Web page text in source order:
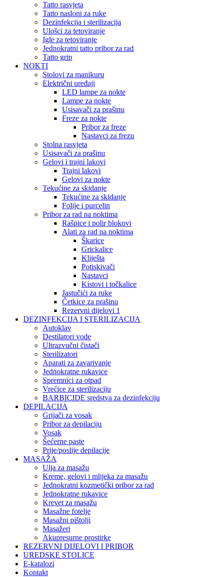
Tatto rasvjeta
Tatto nasloni za ruke
Dezinfekcija i sterilizacija
Ulošci za tetoviranje
Igle za tetoviranje
Jednokratni tatto pribor za rad
Tatto grip
NOKTI
Stolovi za manikuru
Električni uređaji
LED lampe za nokte
Lampe za nokte
Usisavači za prašinu
Freze za nokte
Pribor za freze
Nastavci za frezu
Stolna rasvjeta
Usisavači za prašinu
Gelovi i trajni lakovi
Trajni lakovi
Gelovi za nokte
Tekućine za skidanje
Tekućine za skidanje
Folije i purcelin
Pribor za rad na noktima
Rašpice i polir blokovi
Alati za rad na noktima
Škarice
Grickalice
Kliješta
Potiskivači
Nastavci
Kistovi i točkalice
Jastučići za ruke
Četkice za prašinu
Rezervni dijelovi 1
DEZINFEKCIJA I STERILIZACIJA
Autoklav
Destilatori vode
Ultrazvučni čistači
Sterilizatori
Aparati za zavarivanje
Jednokratne rukavice
Spremnici za otpad
Vrećice za sterilizaciju
BARBICIDE sredstva za dezinfekciju
DEPILACIJA
Grijači za vosak
Pribor za depilaciju
Vosak
Šećerne paste
Prije/poslije depilacije
MASAŽA
Ulja za masažu
Kreme, gelovi i mlijeka za masažu
Jednokratni kozmetički pribor za rad
Jednokratne rukavice
Krevet za masažu
Masažne fotelje
Masažni pištolji
Masažeri
Akupresurne prostirke
REZERVNI DIJELOVI I PRIBOR
UREDSKE STOLICE
E-katalozi
Kontakt